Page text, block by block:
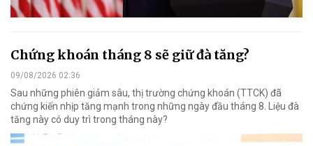
Chứng khoán tháng 8 sẽ giữ đà tăng?
09/08/2026 02:36
Sau những phiên giảm sâu, thị trường chứng khoán (TTCK) đã
chứng kiến nhịp tăng mạnh trong những ngày đầu tháng 8. Liệu đà
tăng này có duy trì trong tháng này?